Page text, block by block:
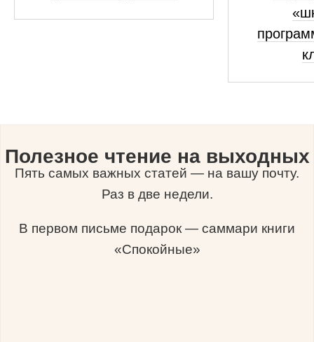
Полезное чтение на выходных
Пять самых важных статей — на вашу почту.
Раз в две недели.
В первом письме подарок — саммари книги
«Спокойные»